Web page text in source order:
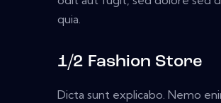
quia.
1/2 Fashion Store
Dicta sunt explicabo. Nemo